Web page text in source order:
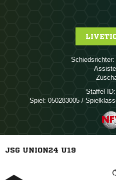
Schiedsrichter:
Staffel-ID:
Spiel: 050283005 /
JSG UNION24 U19